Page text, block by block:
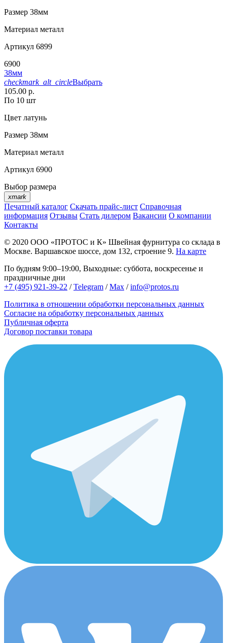
Размер 38мм
Материал металл
Артикул 6899
6900
38мм
checkmark_alt_circleВыбрать
105.00 р.
По 10 шт
Цвет латунь
Размер 38мм
Материал металл
Артикул 6900
Выбор размера
xmark
Печатный каталог Скачать прайс-лист Справочная
информация Отзывы Стать дилером Вакансии О компании
Контакты
© 2020 ООО «ПРОТОС и К» Швейная фурнитура со склада в
Москве. Варшавское шоссе, дом 132, строение 9. На карте
По будням 9:00–19:00, Выходные: суббота, воскресенье и
праздничные дни
+7 (495) 921-39-22 /Telegram /Max /info@protos.ru
Политика в отношении обработки персональных данных
Согласие на обработку персональных данных
Публичная оферта
Договор поставки товара